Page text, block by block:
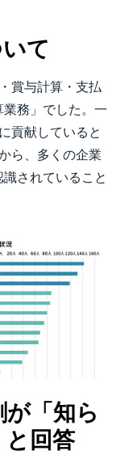
て
賞与計算・支払
務」でした。一
貢献していると
ら、多くの企業
されていること
「知ら
回答